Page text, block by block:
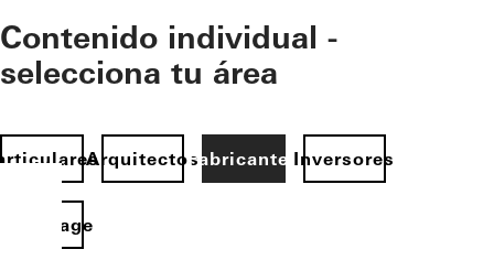
Contenido individual -
selecciona tu área
ArquitectosFabricantesInversores